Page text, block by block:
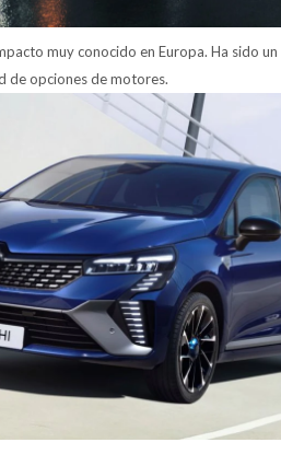
muy conocido en Europa. Ha sido
de opciones de motores.